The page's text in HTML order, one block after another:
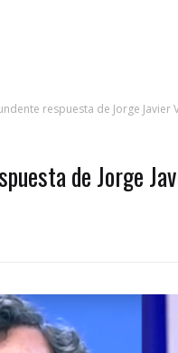
respuesta de Jorge
de Jorge